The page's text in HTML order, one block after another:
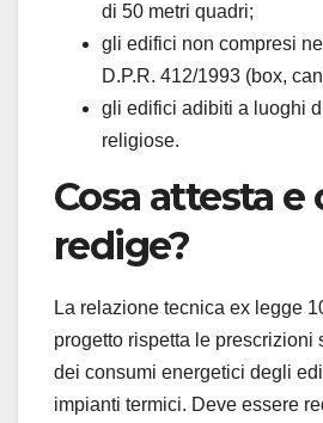
di 50 metri quadri;
gli edifici non compresi
D.P.R. 412/1993 (box,
gli edifici adibiti a luoghi
religiose.
Cosa attesta e
redige?
La relazione tecnica ex legge
progetto rispetta le prescrizioni
dei consumi energetici degli
impianti termici. Deve essere